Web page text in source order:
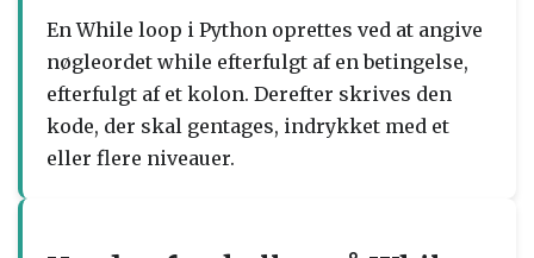
En While loop i Python oprettes ved at angive
nøgleordet while efterfulgt af en betingelse,
efterfulgt af et kolon. Derefter skrives den
kode, der skal gentages, indrykket med et
eller flere niveauer.